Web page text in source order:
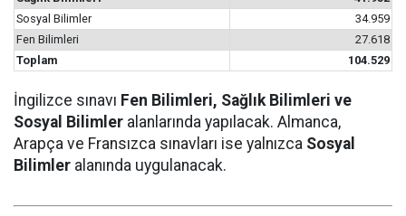
Sosyal Bilimler
34.959
Fen Bilimleri
27.618
Toplam
104.529
İngilizce sınavı Fen Bilimleri, Sağlık Bilimleri ve
Sosyal Bilimler alanlarında yapılacak. Almanca,
Arapça ve Fransızca sınavları ise yalnızca Sosyal
Bilimler alanında uygulanacak.